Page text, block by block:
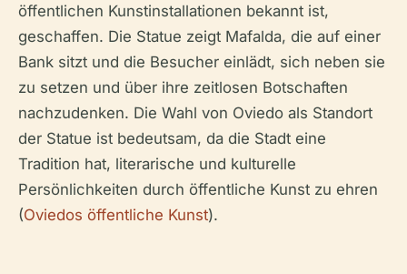
öffentlichen Kunstinstallationen bekannt ist,
geschaffen. Die Statue zeigt Mafalda, die auf einer
Bank sitzt und die Besucher einlädt, sich neben sie
zu setzen und über ihre zeitlosen Botschaften
nachzudenken. Die Wahl von Oviedo als Standort
der Statue ist bedeutsam, da die Stadt eine
Tradition hat, literarische und kulturelle
Persönlichkeiten durch öffentliche Kunst zu ehren
(Oviedos öffentliche Kunst).